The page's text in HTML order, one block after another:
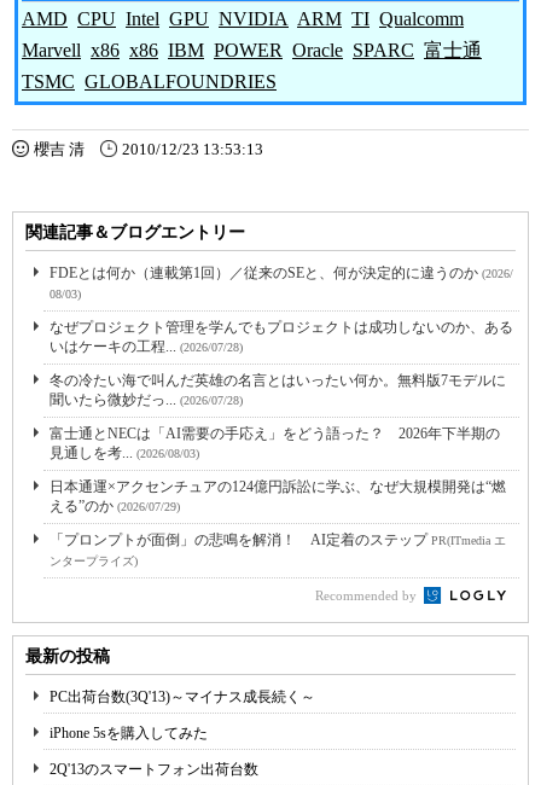
AMD CPU Intel GPU NVIDIA ARM TI Qualcomm
Marvell x86 x86 IBM POWER Oracle SPARC 富士通
TSMC GLOBALFOUNDRIES
櫻吉 清 2010/12/23 13:53:13
関連記事＆ブログエントリー
FDEとは何か（連載第1回）／従来のSEと、何が決定的に違うのか (2026/
08/03)
なぜプロジェクト管理を学んでもプロジェクトは成功しないのか、ある
いはケーキの工程... (2026/07/28)
冬の冷たい海で叫んだ英雄の名言とはいったい何か。無料版7モデルに
聞いたら微妙だっ... (2026/07/28)
富士通とNECは「AI需要の手応え」をどう語った？ 2026年下半期の
見通しを考... (2026/08/03)
日本通運×アクセンチュアの124億円訴訟に学ぶ、なぜ大規模開発は“燃
える”のか (2026/07/29)
「プロンプトが面倒」の悲鳴を解消！ AI定着のステップPR(ITmedia エ
ンタープライズ)
Recommended by
最新の投稿
PC出荷台数(3Q'13)～マイナス成長続く～
iPhone 5sを購入してみた
2Q'13のスマートフォン出荷台数